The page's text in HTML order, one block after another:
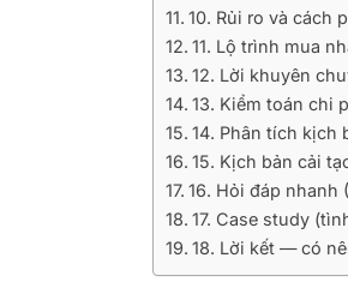
10. Rủi ro và cách
11. Lộ trình mua
12. Lời khuyên
13. Kiểm toán chi
14. Phân tích kịch
15. Kịch bản cải
16. Hỏi đáp nhanh
17. Case study
18. Lời kết — có